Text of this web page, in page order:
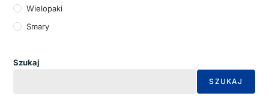
Wielopaki
Smary
Szukaj
SZUKAJ